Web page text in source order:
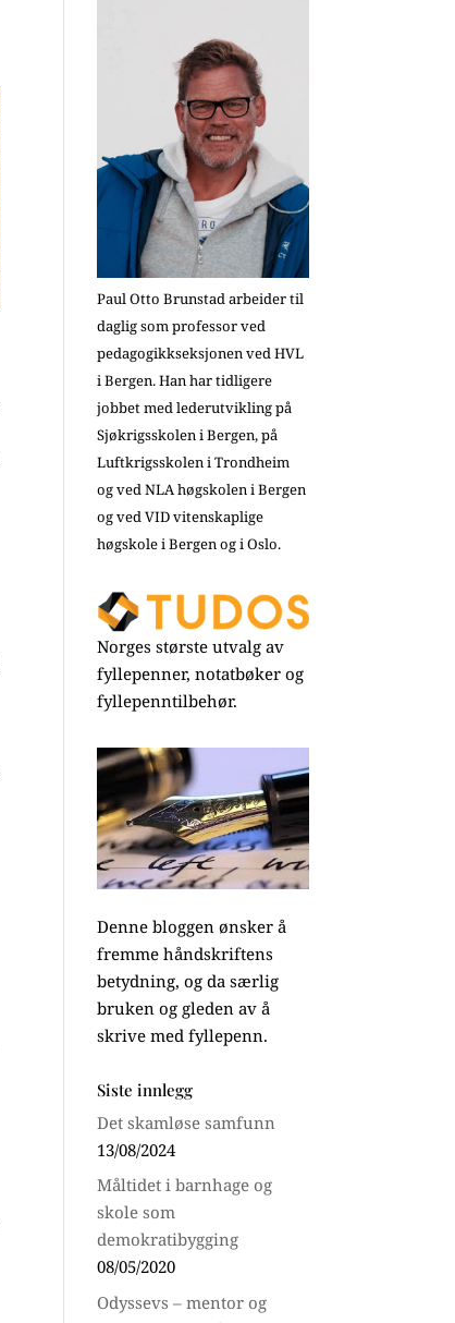
Paul Otto Brunstad arbeider til
daglig som professor ved
pedagogikkseksjonen ved HVL
i Bergen. Han har tidligere
jobbet med lederutvikling på
Sjøkrigsskolen i Bergen, på
Luftkrigsskolen i Trondheim
og ved NLA høgskolen i Bergen
og ved VID vitenskaplige
høgskole i Bergen og i Oslo.
Norges største utvalg av
fyllepenner, notatbøker og
fyllepenntilbehør.
Denne bloggen ønsker å
fremme håndskriftens
betydning, og da særlig
bruken og gleden av å
skrive med fyllepenn.
Siste innlegg
Det skamløse samfunn
13/08/2024
Måltidet i barnhage og
skole som
demokratibygging
08/05/2020
Odyssevs – mentor og